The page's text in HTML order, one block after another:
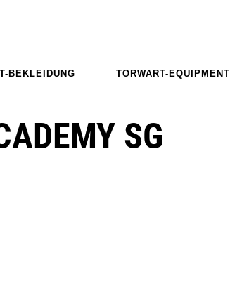
BEKLEIDUNG TORWART-EQUIPMENT
SG